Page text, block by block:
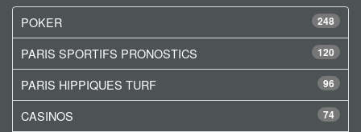
248
POKER
120
PARIS SPORTIFS PRONOSTICS
96
PARIS HIPPIQUES TURF
74
CASINOS